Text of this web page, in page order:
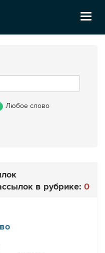
Любое слово
в рубрике: 0